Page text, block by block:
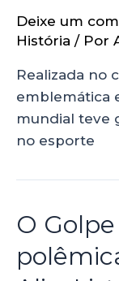
Deixe um
História / Por
Realizada no
emblemática
mundial teve
no esporte
O